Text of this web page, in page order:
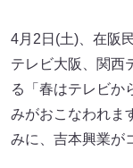
4月2日(土)、在阪
テレビ大阪、関西
る「春はテレビか
みがおこなわれま
みに、吉本興業が